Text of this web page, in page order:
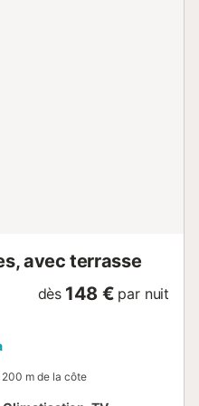
avec terrasse
dès 148 € par nuit
200 m de la côte